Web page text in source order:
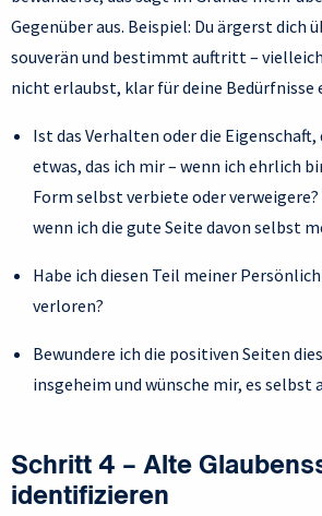
Gegenüber aus. Beispiel: Du ärgerst dich
souverän und bestimmt auftritt –
nicht erlaubst, klar für deine Bedürfnisse
Ist das Verhalten oder die
etwas, das ich mir – wenn ich ehrlich
Form selbst verbiete oder verweigere?
wenn ich die gute Seite davon selbst
Habe ich diesen Teil meiner
verloren?
Bewundere ich die positiven Seiten
insgeheim und wünsche mir, es selbst
Schritt 4 – Alte
identifizieren